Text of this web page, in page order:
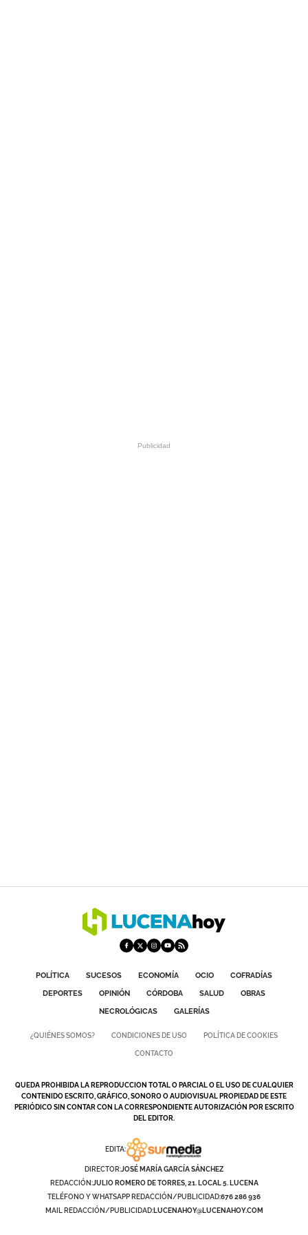
POLÍTICA SUCESOS ECONOMÍA OCIO
COFRADÍAS
DEPORTES
OPINIÓN CÓRDOBA SALUD
OBRAS
NECROLÓGICAS
GALERÍAS
¿QUIÉNES SOMOS? CONDICIONES DE USO POLÍTICA DE COOKIES
CONTACTO
QUEDA PROHIBIDA LA REPRODUCCION TOTAL O PARCIAL O EL USO DE CUALQUIER
CONTENIDO ESCRITO, GRÁFICO, SONORO O AUDIOVISUAL PROPIEDAD DE ESTE
PERIÓDICO SIN CONTAR CON LA CORRESPONDIENTE AUTORIZACIÓN POR ESCRITO
DEL EDITOR.
EDITA:
DIRECTOR:JOSÉ MARÍA GARCÍA SÁNCHEZ
REDACCIÓN:JULIO ROMERO DE TORRES, 21. LOCAL 5. LUCENA
TELÉFONO Y WHATSAPP REDACCIÓN/PUBLICIDAD:676 286 936
MAIL REDACCIÓN/PUBLICIDAD:LUCENAHOY@LUCENAHOY.COM